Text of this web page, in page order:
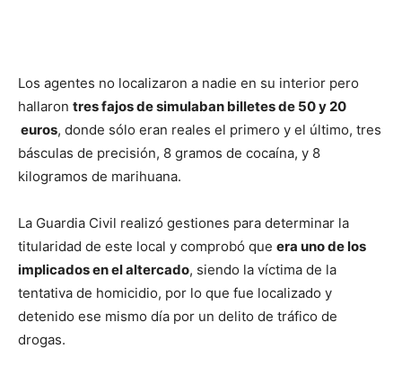
Los agentes no localizaron a nadie en su interior pero
hallaron tres fajos de simulaban billetes de 50 y 20
euros, donde sólo eran reales el primero y el último, tres
básculas de precisión, 8 gramos de cocaína, y 8
kilogramos de marihuana.
La Guardia Civil realizó gestiones para determinar la
titularidad de este local y comprobó que era uno de los
implicados en el altercado, siendo la víctima de la
tentativa de homicidio, por lo que fue localizado y
detenido ese mismo día por un delito de tráfico de
drogas.